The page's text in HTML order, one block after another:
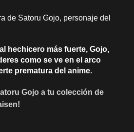
de Satoru Gojo, personaje del
hechicero más fuerte, Gojo,
como se ve en el arco
prematura del anime.
Gojo a tu colección de